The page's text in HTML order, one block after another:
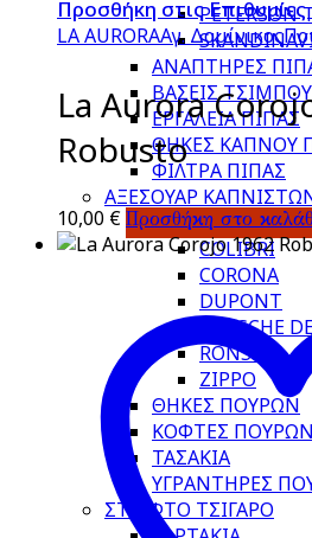
PETERSON
ΑΝΑΠΤΗΡΕΣ
ΒΑΣΕΙΣ
ΕΡΓΑΛΕΙΑ ΠΙΠΑΣ
ΘΗΚΕΣ ΚΑΠΝΟΥ
ΦΙΛΤΡΑ ΠΙΠΑΣ
ΑΞΕΣΟΥΑΡ
ΑΝΑΠΤΗΡΕΣ
COLIBRI
CORONA
DUPONT
PORSCHE
RONSON
ZIPPO
ΘΗΚΕΣ ΠΟΥΡΩΝ
ΚΟΦΤΕΣ ΠΟΥΡΩΝ
ΤΑΣΑΚΙΑ
ΥΓΡΑΝΤΗΡΕΣ
ΣΤΡΙΦΤΟ ΤΣΙΓΑΡΟ
Προσθήκη στις
LA AURORAΑγ. Δομίνικος
La Aurora
Robusto
10,00 € Προσθήκη στο